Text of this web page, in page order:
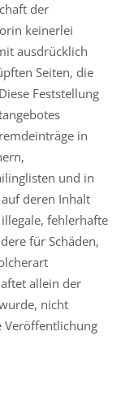
der
keinerlei
ausdrücklich
Seiten, die
Feststellung
in
und in
deren Inhalt
fehlerhafte
für Schäden,
allein der
nicht
Veröffentlichung